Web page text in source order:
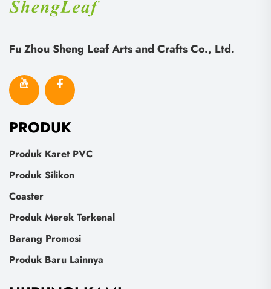
Fu Zhou Sheng Leaf Arts and Crafts Co., Ltd.
PRODUK
Produk Karet PVC
Produk Silikon
Coaster
Produk Merek Terkenal
Barang Promosi
Produk Baru Lainnya